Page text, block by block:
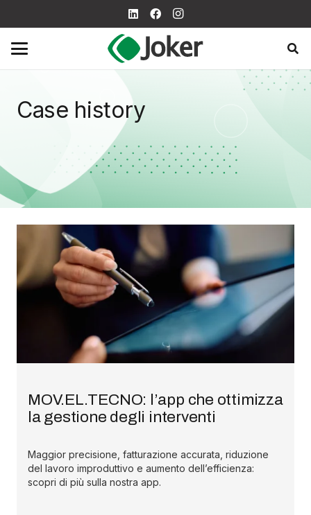
Case history
MOV.EL.TECNO: l’app che ottimizza
la gestione degli interventi
Maggior precisione, fatturazione accurata, riduzione
del lavoro improduttivo e aumento dell’efficienza:
scopri di più sulla nostra app.